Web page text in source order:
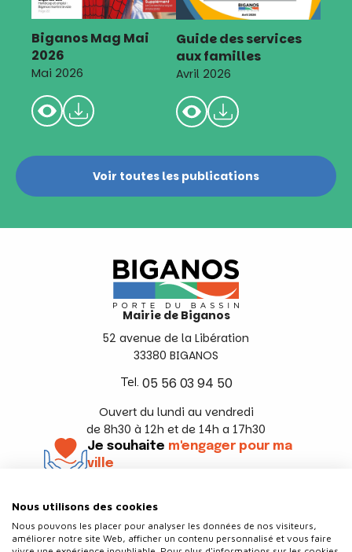
Biganos Mag Mai
2026
Mai 2026
Guide des services
aux familles
Avril 2026
Voir toutes les publications
Mairie de Biganos
52 avenue de la Libération
33380 BIGANOS
Tel. 05 56 03 94 50
Ouvert du lundi au vendredi
de 8h30 à 12h et de 14h a 17h30
Je souhaite m'engager pour ma
ville
Nous utilisons des cookies
Nous pouvons les placer pour analyser les données de nos visiteurs,
améliorer notre site Web, afficher un contenu personnalisé et vous faire